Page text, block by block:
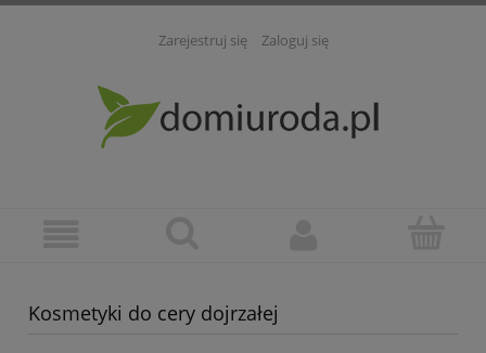
Zarejestruj się Zaloguj się
Kosmetyki do cery dojrzałej